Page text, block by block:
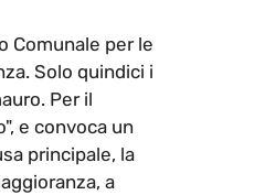
Comunale per le
Solo quindici i
Per il
e convoca un
principale, la
a